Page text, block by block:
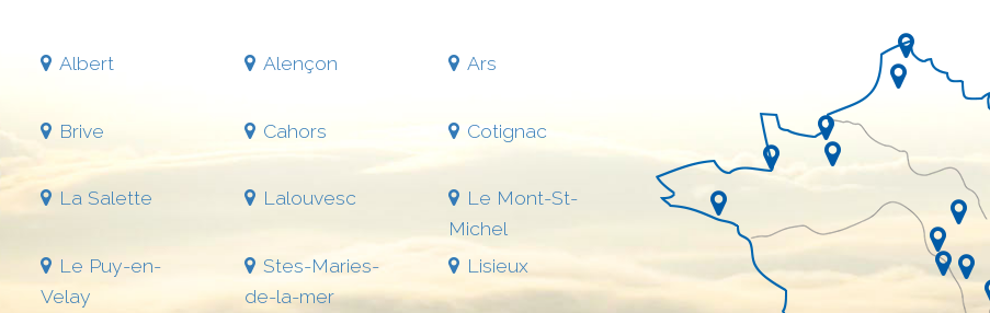
Albert Alençon Ars
Brive Cahors Cotignac
La Salette Lalouvesc
Le Mont-St-
Michel
Le Puy-en-
Velay
Stes-Maries-
de-la-mer
Lisieux